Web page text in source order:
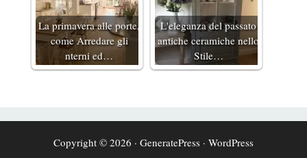
La primavera alle porte,
come Arredare gli
nterni ed…
L'eleganza del passato
antiche ceramiche nello
Stile…
Copyright © 2026 · GeneratePress · WordPress